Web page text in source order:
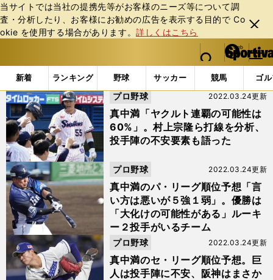
当サイトでは当社の提携先等がお客様のニーズ等について調
査・分析したり、お客様にお勧めの広告を表⽰する⽬的で Co
okie を使⽤する場合があります。詳しくはこちら
閉じ
る
web Sportiva (webスポルティーバ)
検索
マイペ
ー
ジ
メニュ
新着 ランキング 野球 サッカー 競馬 ゴ
b
ス
ポ
ル
テ
ィ
ー
バ
「#真中満2022開幕インタビュー」の最新ニュース・ 情報
真中満「ヤクルト連覇の可能性は
60%」。村上宗隆ら打線を分析、
投手陣の不安要素も語った
2022.03.24更新
プロ野球
真中満のパ・リーグ順位予想「言
い方は悪いが５強１弱」。優勝は
「大化けの可能性がある」ルーキ
ー２投手がいるチーム
2022.03.24更新
プロ野球
真中満のセ・リーグ順位予想。巨
人は投手陣に不安、阪神はまさか
2022.03.24更新
プロ野球